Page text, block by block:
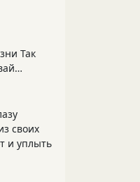
Так
своих
и уплыть